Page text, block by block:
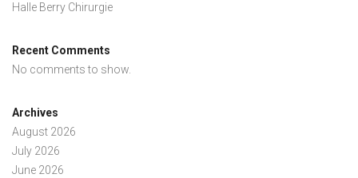
Halle Berry Chirurgie
Recent Comments
No comments to show.
Archives
August 2026
July 2026
June 2026